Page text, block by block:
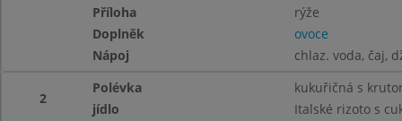
Příloha
rýže
Doplněk
ovoce
Nápoj
chlaz. voda, čaj,
2
Polévka
kukuřičná s
jídlo
Italské rizoto s